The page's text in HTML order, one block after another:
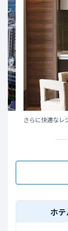
さらに快適なレ
ホ